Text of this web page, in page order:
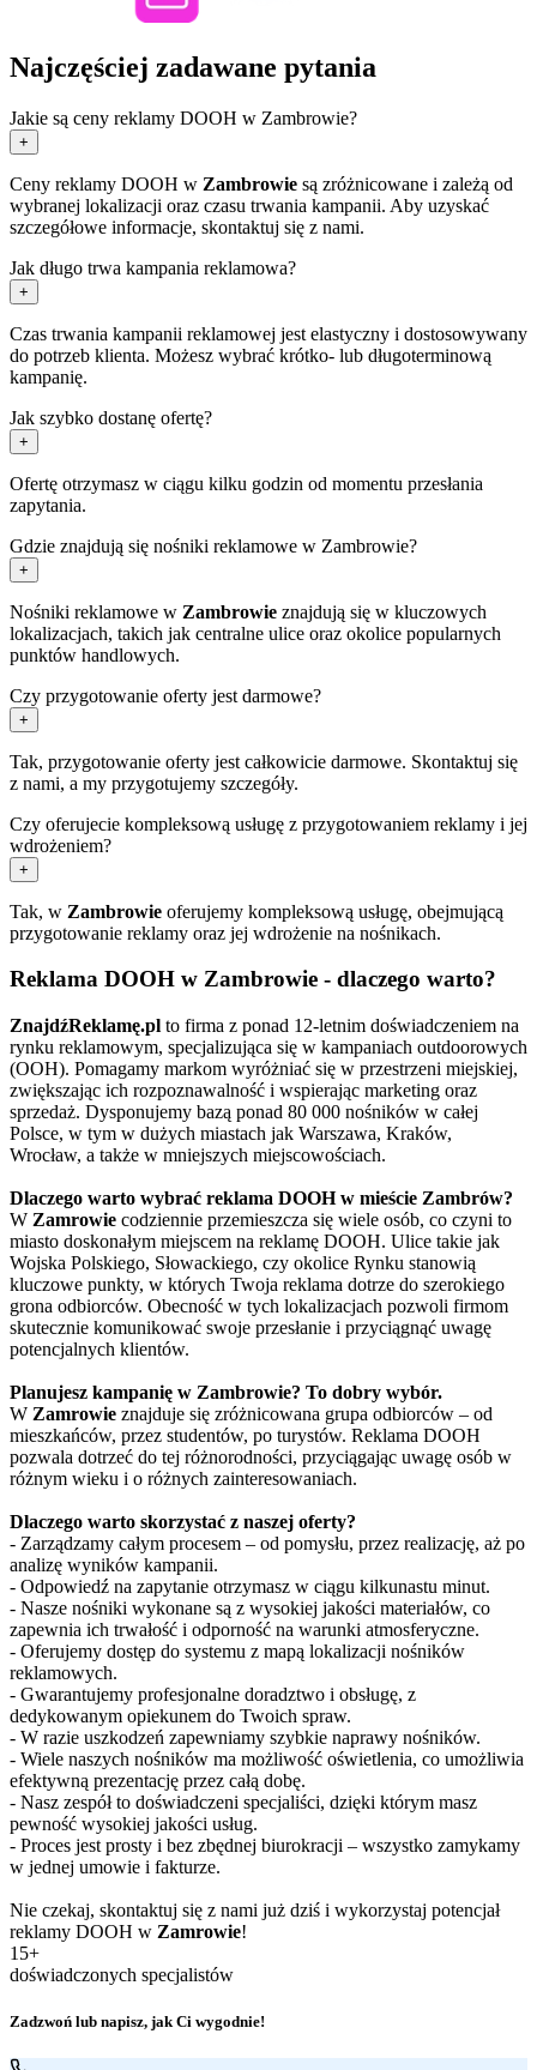
Najczęściej zadawane pytania
Jakie są ceny reklamy DOOH w Zambrowie?
+
Ceny reklamy DOOH w Zambrowie są zróżnicowane i zależą od
wybranej lokalizacji oraz czasu trwania kampanii. Aby uzyskać
szczegółowe informacje, skontaktuj się z nami.
Jak długo trwa kampania reklamowa?
+
Czas trwania kampanii reklamowej jest elastyczny i dostosowywany
do potrzeb klienta. Możesz wybrać krótko- lub długoterminową
kampanię.
Jak szybko dostanę ofertę?
+
Ofertę otrzymasz w ciągu kilku godzin od momentu przesłania
zapytania.
Gdzie znajdują się nośniki reklamowe w Zambrowie?
+
Nośniki reklamowe w Zambrowie znajdują się w kluczowych
lokalizacjach, takich jak centralne ulice oraz okolice popularnych
punktów handlowych.
Czy przygotowanie oferty jest darmowe?
+
Tak, przygotowanie oferty jest całkowicie darmowe. Skontaktuj się
z nami, a my przygotujemy szczegóły.
Czy oferujecie kompleksową usługę z przygotowaniem reklamy i jej
wdrożeniem?
+
Tak, w Zambrowie oferujemy kompleksową usługę, obejmującą
przygotowanie reklamy oraz jej wdrożenie na nośnikach.
Reklama DOOH w Zambrowie - dlaczego warto?
ZnajdźReklamę.pl to firma z ponad 12-letnim doświadczeniem na
rynku reklamowym, specjalizująca się w kampaniach outdoorowych
(OOH). Pomagamy markom wyróżniać się w przestrzeni miejskiej,
zwiększając ich rozpoznawalność i wspierając marketing oraz
sprzedaż. Dysponujemy bazą ponad 80 000 nośników w całej
Polsce, w tym w dużych miastach jak Warszawa, Kraków,
Wrocław, a także w mniejszych miejscowościach.
Dlaczego warto wybrać reklama DOOH w mieście Zambrów?
W Zamrowie codziennie przemieszcza się wiele osób, co czyni to
miasto doskonałym miejscem na reklamę DOOH. Ulice takie jak
Wojska Polskiego, Słowackiego, czy okolice Rynku stanowią
kluczowe punkty, w których Twoja reklama dotrze do szerokiego
grona odbiorców. Obecność w tych lokalizacjach pozwoli firmom
skutecznie komunikować swoje przesłanie i przyciągnąć uwagę
potencjalnych klientów.
Planujesz kampanię w Zambrowie? To dobry wybór.
W Zamrowie znajduje się zróżnicowana grupa odbiorców – od
mieszkańców, przez studentów, po turystów. Reklama DOOH
pozwala dotrzeć do tej różnorodności, przyciągając uwagę osób w
różnym wieku i o różnych zainteresowaniach.
Dlaczego warto skorzystać z naszej oferty?
- Zarządzamy całym procesem – od pomysłu, przez realizację, aż po
analizę wyników kampanii.
- Odpowiedź na zapytanie otrzymasz w ciągu kilkunastu minut.
- Nasze nośniki wykonane są z wysokiej jakości materiałów, co
zapewnia ich trwałość i odporność na warunki atmosferyczne.
- Oferujemy dostęp do systemu z mapą lokalizacji nośników
reklamowych.
- Gwarantujemy profesjonalne doradztwo i obsługę, z
dedykowanym opiekunem do Twoich spraw.
- W razie uszkodzeń zapewniamy szybkie naprawy nośników.
- Wiele naszych nośników ma możliwość oświetlenia, co umożliwia
efektywną prezentację przez całą dobę.
- Nasz zespół to doświadczeni specjaliści, dzięki którym masz
pewność wysokiej jakości usług.
- Proces jest prosty i bez zbędnej biurokracji – wszystko zamykamy
w jednej umowie i fakturze.
Nie czekaj, skontaktuj się z nami już dziś i wykorzystaj potencjał
reklamy DOOH w Zamrowie!
15+
doświadczonych specjalistów
Zadzwoń lub napisz, jak Ci wygodnie!